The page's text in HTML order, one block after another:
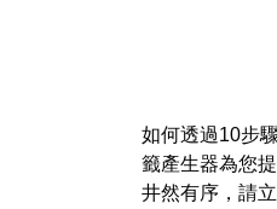
如何透過10步
籤產生器為您
井然有序，請